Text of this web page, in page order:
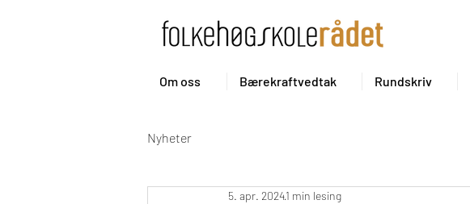
Om oss Bærekraftvedtak Rundskriv
Nyheter
5. apr. 20241 min lesing